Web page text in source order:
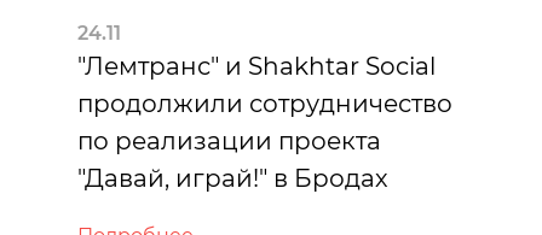
24.11
"Лемтранс" и Shakhtar Social
продолжили сотрудничество
по реализации проекта
"Давай, играй!" в Бродах